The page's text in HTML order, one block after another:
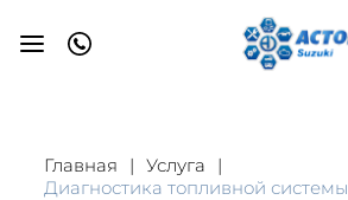
Главная
Услуга
Диагностика топливной системы